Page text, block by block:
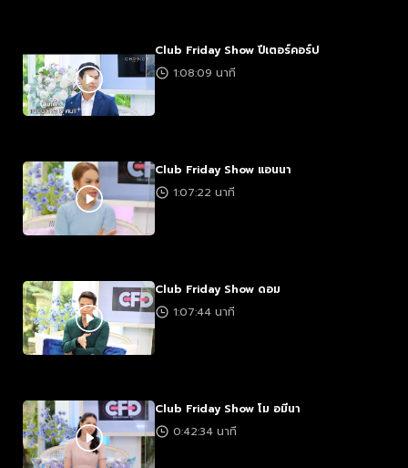
Club Friday Show ปีเตอร์คอร์ป
1:08:09 นาที
Club Friday Show แอนนา
1:07:22 นาที
Club Friday Show ดอม
1:07:44 นาที
Club Friday Show โม อมีนา
0:42:34 นาที